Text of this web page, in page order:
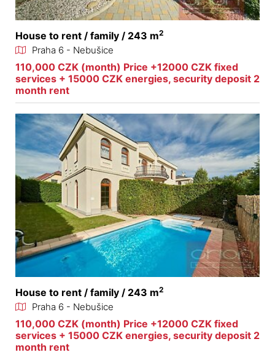
House to rent / family / 243 m2
Praha 6 - Nebušice
110,000 CZK (month) Price +12000 CZK fixed
services + 15000 CZK energies, security deposit 2
month rent
House to rent / family / 243 m2
Praha 6 - Nebušice
110,000 CZK (month) Price +12000 CZK fixed
services + 15000 CZK energies, security deposit 2
month rent